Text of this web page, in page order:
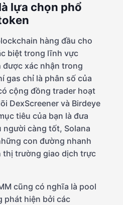
lựa chọn phổ
hàng đầu cho
biệt trong lĩnh vực
được xác nhận trong
gas chỉ là phân số của
cộng đồng trader hoạt
DexScreener và Birdeye
tiêu của bạn là đưa
càng tốt, Solana
con đường nhanh
thị trường giao dịch trực
cũng có nghĩa là pool
phát hiện bởi các